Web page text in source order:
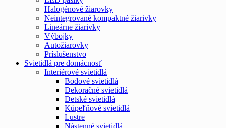
Halogénové žiarovky
Neintegrované kompaktné žiarivky
Lineárne žiarivky
Výbojky
Autožiarovky
Príslušenstvo
Svietidlá pre domácnosť
Interiérové svietidlá
Bodové svietidlá
Dekoračné svietidlá
Detské svietidlá
Kúpeľňové svietidlá
Lustre
Nástenné svietidlá